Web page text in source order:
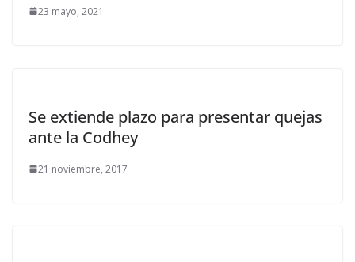
23 mayo, 2021
Se extiende plazo para presentar quejas
ante la Codhey
21 noviembre, 2017